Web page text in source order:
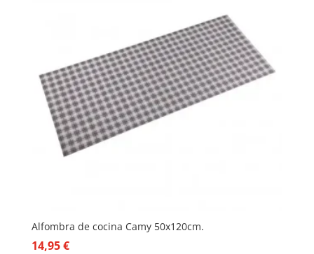
Alfombra de cocina Camy 50x120cm.
14,95€